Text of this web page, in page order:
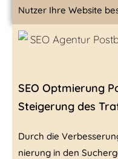
Nutzer Ihre Website
SEO Optmierung
Steigerung des
Durch die
nie­rung in den